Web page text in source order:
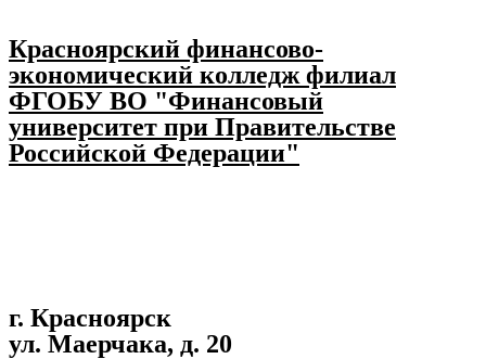
Красноярский финансово-
экономический колледж филиал
ФГОБУ ВО "Финансовый
университет при Правительстве
Российской Федерации"
г. Красноярск
ул. Маерчака, д. 20